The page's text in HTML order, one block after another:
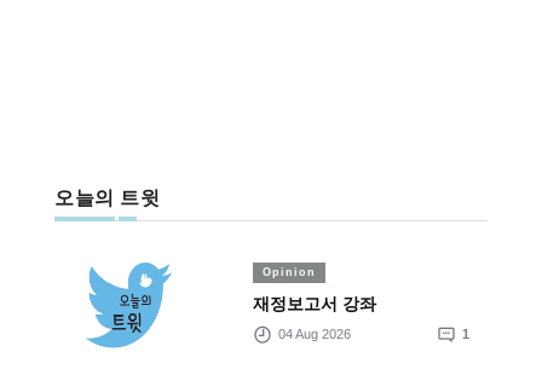
오늘의 트윗
Opinion
재정보고서 강좌
04 Aug 2026 1